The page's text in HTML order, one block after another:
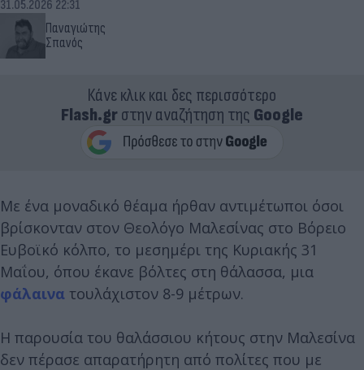
Παναγιώτης
Σπανός
31.05.2026 22:31
Κάνε κλικ και δες περισσότερο
Flash.grστην αναζήτηση της Google
Με ένα μοναδικό θέαμα ήρθαν αντιμέτωποι όσοι
βρίσκονταν στον Θεολόγο Μαλεσίνας στο Βόρειο
Ευβοϊκό κόλπο, το μεσημέρι της Κυριακής 31
Μαΐου, όπου έκανε βόλτες στη θάλασσα, μια
φάλαινα τουλάχιστον 8-9 μέτρων.
Η παρουσία του θαλάσσιου κήτους στην Μαλεσίνα
δεν πέρασε απαρατήρητη από πολίτες που με